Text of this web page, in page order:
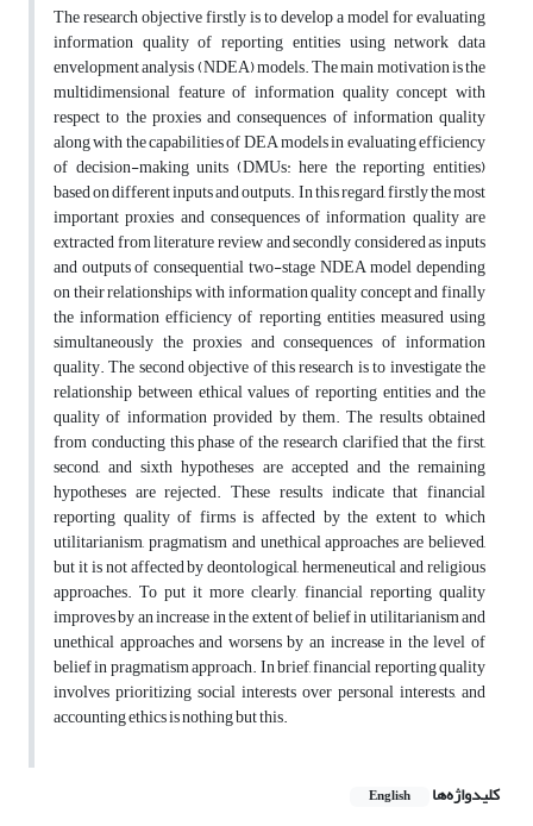
The research objective firstly is to develop a model for evaluating
information quality of reporting entities using network data
envelopment analysis (NDEA) models. The main motivation is the
multidimensional feature of information quality concept with
respect to the proxies and consequences of information quality
along with the capabilities of DEA models in evaluating efficiency
of decision-making units (DMUs: here the reporting entities)
based on different inputs and outputs. In this regard, firstly the most
important proxies and consequences of information quality are
extracted from literature review and secondly considered as inputs
and outputs of consequential two-stage NDEA model depending
on their relationships with information quality concept and finally
the information efficiency of reporting entities measured using
simultaneously the proxies and consequences of information
quality. The second objective of this research is to investigate the
relationship between ethical values of reporting entities and the
quality of information provided by them. The results obtained
from conducting this phase of the research clarified that the first,
second, and sixth hypotheses are accepted and the remaining
hypotheses are rejected. These results indicate that financial
reporting quality of firms is affected by the extent to which
utilitarianism, pragmatism and unethical approaches are believed,
but it is not affected by deontological, hermeneutical and religious
approaches. To put it more clearly, financial reporting quality
improves by an increase in the extent of belief in utilitarianism and
unethical approaches and worsens by an increase in the level of
belief in pragmatism approach. In brief, financial reporting quality
involves prioritizing social interests over personal interests, and
accounting ethics is nothing but this.
کلیدواژه‌ها English